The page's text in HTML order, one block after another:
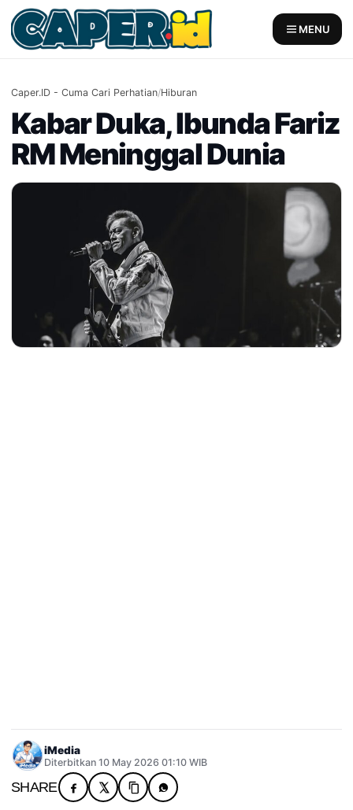
Skip
to
content
MENU
Caper.ID - Cuma Cari Perhatian/Hiburan
Kabar Duka, Ibunda Fariz
RM Meninggal Dunia
iMedia
Diterbitkan 10 May 2026 01:10 WIB
SHARE